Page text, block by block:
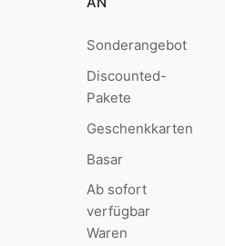
Sonderangebot
Discounted-
Pakete
Geschenkkarten
Basar
Ab sofort
verfügbar
Waren